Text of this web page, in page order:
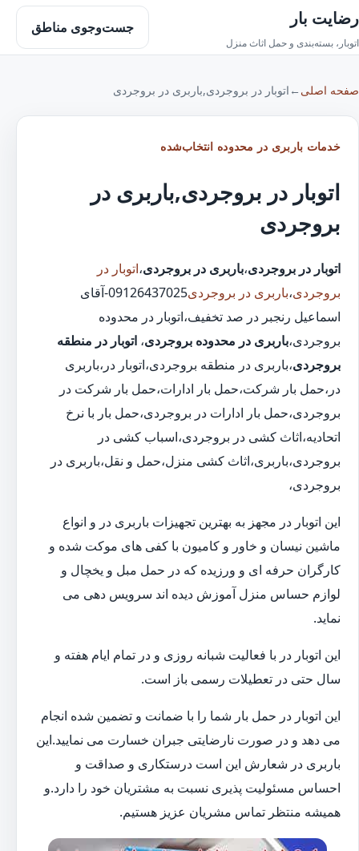
رضایت بار
اتوبار، بسته‌بندی و حمل اثاث منزل
جست‌وجوی مناطق
صفحه اصلی ← اتوبار در بروجردی,باربری در بروجردی
خدمات باربری در محدوده انتخاب‌شده
اتوبار در بروجردی,باربری در
بروجردی
اتوبار در بروجردی،باربری در بروجردی،اتوبار در
بروجردی،باربری در بروجردی
09126437025-آقای
اسماعیل رنجبر در صد تخفیف،اتوبار در محدوده
بروجردی،باربری در محدوده بروجردی، اتوبار در منطقه
بروجردی،باربری در منطقه بروجردی،اتوبار در،باربری
در،حمل بار شرکت،حمل بار ادارات،حمل بار شرکت در
بروجردی،حمل بار ادارات در بروجردی،حمل بار با نرخ
اتحادیه،اثاث کشی در بروجردی،اسباب کشی در
بروجردی،باربری،اثاث کشی منزل،حمل و نقل،باربری در
بروجردی،
این اتوبار در مجهز به بهترین تجهیزات باربری در و انواع
ماشین نیسان و خاور و کامیون با کفی های موکت شده و
کارگران حرفه ای و ورزیده که در حمل مبل و یخچال و
لوازم حساس منزل آموزش دیده اند سرویس دهی می
نماید.
این اتوبار در با فعالیت شبانه روزی و در تمام ایام هفته و
سال حتی در تعطیلات رسمی باز است.
این اتوبار در حمل بار شما را با ضمانت و تضمین شده انجام
می دهد و در صورت نارضایتی جبران خسارت می نمایید.این
باربری در شعارش این است درستکاری و صداقت و
احساس مسئولیت پذیری نسبت به مشتریان خود را دارد.و
همیشه منتظر تماس مشریان عزیز هستیم.